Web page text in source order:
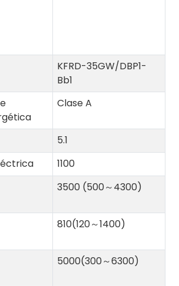
KFRD-35GW/DBP1-
Bb1
Clase A
5.1
1100
3500 (500～4300)
810(120～1400)
5000(300～6300)